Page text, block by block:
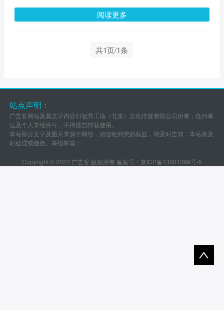
阅读更多
共1页/1条
站点声明：
广告客网站及其文字内容归智慧工场（北京）文化传媒有限公司所有，任何单
位及个人未经许可，不得擅自转载使用。
本站部分文字及图片来源于网络，如侵犯到您的权益，请及时告知，本站将及
时处理或撤换。举报邮箱：
Copyright © 2022 广告客 版权所有 备案号： 京ICP备13001399号-5